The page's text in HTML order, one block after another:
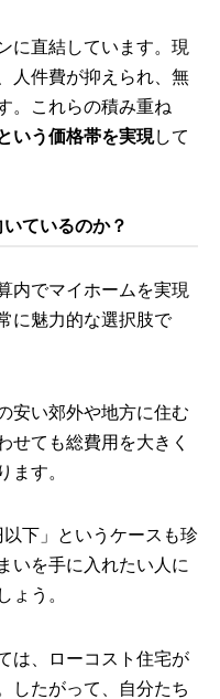
に直結しています。現
人件費が抑えられ、無
。これらの積み重ね
いう価格帯を実現して
ているのか？
内でマイホームを実現
に魅力的な選択肢で
安い郊外や地方に住む
せても総費用を大きく
ます。
下」というケースも珍
いを手に入れたい人に
ょう。
は、ローコスト住宅が
したがって、自分たち